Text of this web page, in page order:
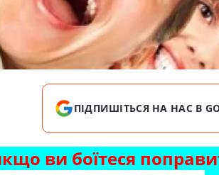
ПІДПИШІТЬСЯ НА НАС В
ви боїтеся